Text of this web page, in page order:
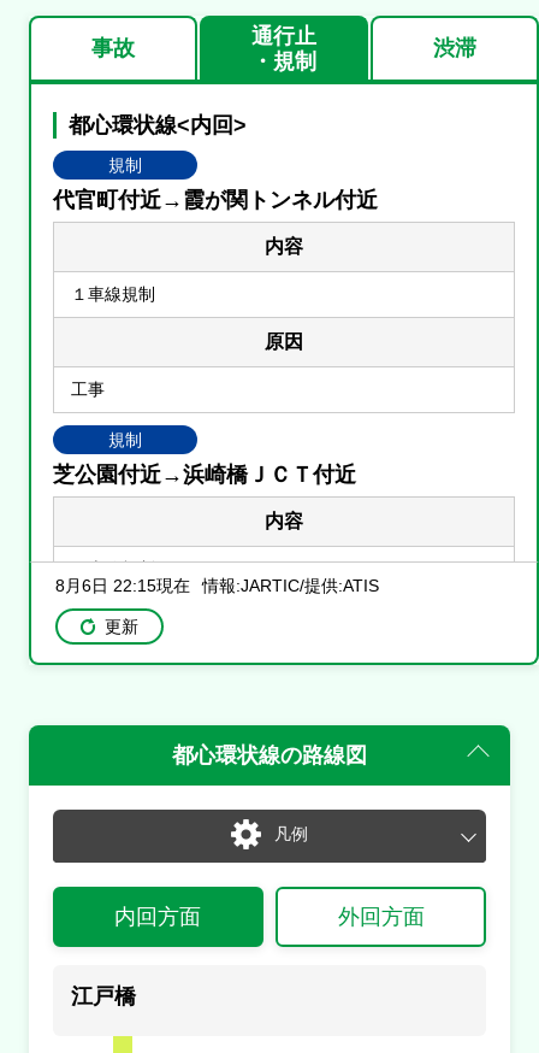
事故
通行止
・規制
渋滞
都心環状線<内回>
規制
代官町付近→霞が関トンネル付近
内容
１車線規制
原因
工事
規制
芝公園付近→浜崎橋ＪＣＴ付近
内容
１車線規制
工事
都心環状線<外回>
規制
銀座付近→汐留付近
内容
１車線規制
工事
8月6日 22:15現在 情報:JARTIC/提供:ATIS
更新
都心環状線の路線図
凡例
通常
渋滞・混雑
通行止め
チェーン規制等
入口封鎖
内回方面 外回方面
江戸橋